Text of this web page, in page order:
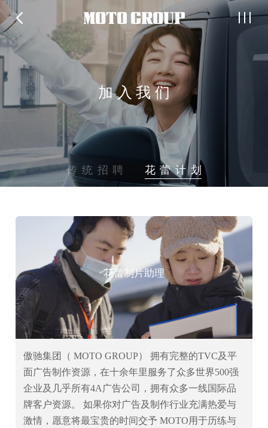
加入我们
传统招聘 花蕾计划
花蕾制片助理
傲驰集团（ MOTO GROUP） 拥有完整的TVC及平
面广告制作资源，在十余年里服务了众多世界500强
企业及几乎所有4A广告公司，拥有众多一线国际品
牌客户资源。 如果你对广告及制作行业充满热爱与
激情，愿意将最宝贵的时间交予 MOTO用于历练与